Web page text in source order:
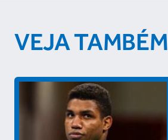
VEJA TAMBÉM